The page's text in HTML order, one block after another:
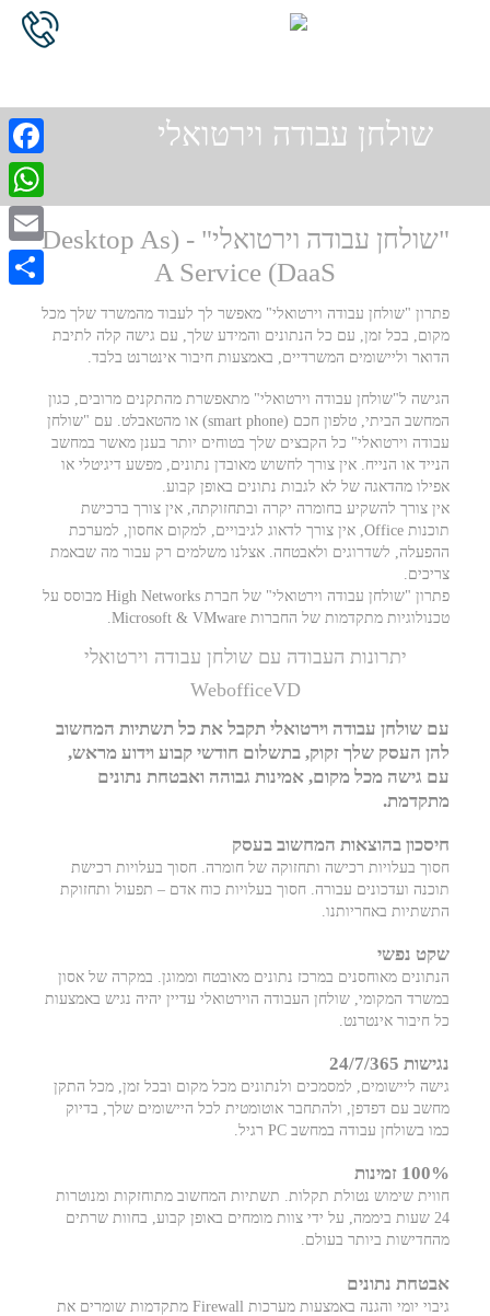
שולחן עבודה וירטואלי
"שולחן עבודה וירטואלי" - (Desktop As
A Service (DaaS
פתרון "שולחן עבודה וירטואלי" מאפשר לך לעבוד מהמשרד שלך מכל
מקום, בכל זמן, עם כל הנתונים והמידע שלך, עם גישה קלה לתיבת
הדואר וליישומים המשרדיים, באמצעות חיבור אינטרנט בלבד.
הגישה ל"שולחן עבודה וירטואלי" מתאפשרת מהתקנים מרובים, כגון
המחשב הביתי, טלפון חכם (smart phone) או מהטאבלט. עם "שולחן
עבודה וירטואלי" כל הקבצים שלך בטוחים יותר בענן מאשר במחשב
הנייד או הנייח. אין צורך לחשוש מאובדן נתונים, מפשע דיגיטלי או
אפילו מהדאגה של לא לגבות נתונים באופן קבוע.
אין צורך להשקיע בחומרה יקרה ובתחזוקתה, אין צורך ברכישת
תוכנות Office, אין צורך לדאוג לגיבויים, למקום אחסון, למערכת
ההפעלה, לשדרוגים ולאבטחה. אצלנו משלמים רק עבור מה שבאמת
צריכים.
פתרון "שולחן עבודה וירטואלי" של חברת High Networks מבוסס על
טכנולוגיות מתקדמות של החברות Microsoft & VMware.
יתרונות העבודה עם שולחן עבודה וירטואלי
WebofficeVD
עם שולחן עבודה וירטואלי תקבל את כל תשתיות המחשוב
להן העסק שלך זקוק, בתשלום חודשי קבוע וידוע מראש,
עם גישה מכל מקום, אמינות גבוהה ואבטחת נתונים
מתקדמת.
חיסכון בהוצאות המחשוב בעסק
חסוך בעלויות רכישה ותחזוקה של חומרה. חסוך בעלויות רכישת
תוכנה ועדכונים עבורה. חסוך בעלויות כוח אדם – תפעול ותחזוקת
התשתיות באחריותנו.
שקט נפשי
הנתונים מאוחסנים במרכז נתונים מאובטח וממוגן. במקרה של אסון
במשרד המקומי, שולחן העבודה הוירטואלי עדיין יהיה נגיש באמצעות
כל חיבור אינטרנט.
נגישות 24/7/365
גישה ליישומים, למסמכים ולנתונים מכל מקום ובכל זמן, מכל התקן
מחשב עם דפדפן, ולהתחבר אוטומטית לכל היישומים שלך, בדיוק
כמו בשולחן עבודה במחשב PC רגיל.
100% זמינות
חווית שימוש נטולת תקלות. תשתיות המחשוב מתוחזקות ומנוטרות
24 שעות ביממה, על ידי צוות מומחים באופן קבוע, בחוות שרתים
מהחדישות ביותר בעולם.
אבטחת נתונים
גיבוי יומי והגנה באמצעות מערכות Firewall מתקדמות שומרים את
Email